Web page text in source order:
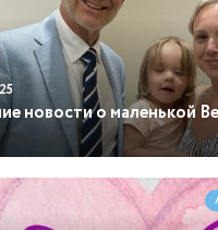
новости о маленькой